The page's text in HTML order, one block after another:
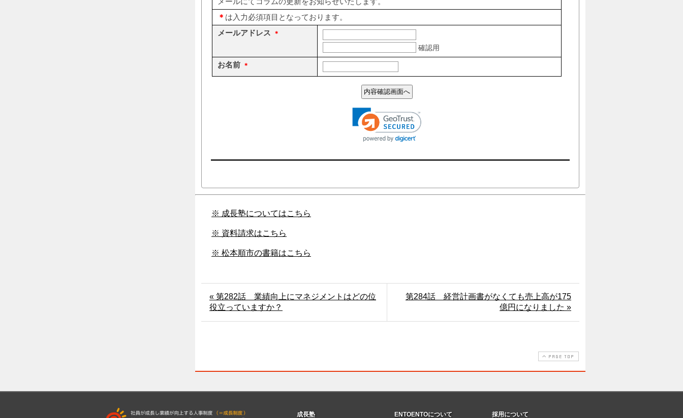
※ 成長塾についてはこちら
※ 資料請求はこちら
※ 松本順市の書籍はこちら
« 第282話 業績向上にマネジメントはどの位
役立っていますか？
第284話 経営計画書がなくても売上高が175
億円になりました »
PAGE TOP
成長塾 ENTOENTOについて 採用について